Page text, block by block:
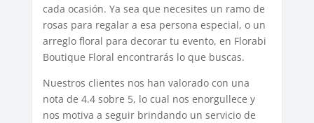
cada ocasión. Ya sea que necesites un ramo de
rosas para regalar a esa persona especial, o un
arreglo floral para decorar tu evento, en Florabi
Boutique Floral encontrarás lo que buscas.
Nuestros clientes nos han valorado con una
nota de 4.4 sobre 5, lo cual nos enorgullece y
nos motiva a seguir brindando un servicio de